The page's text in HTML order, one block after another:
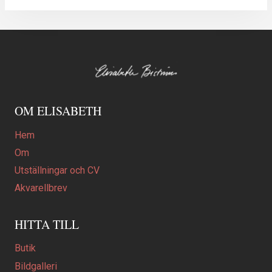
OM ELISABETH
Hem
Om
Utställningar och CV
Akvarellbrev
HITTA TILL
Butik
Bildgalleri